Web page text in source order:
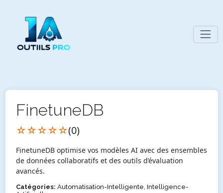
FinetuneDB
☆☆☆☆☆(0)
FinetuneDB optimise vos modèles AI avec des ensembles
de données collaboratifs et des outils d’évaluation
avancés.
Catégories: Automatisation-Intelligente, Intelligence-